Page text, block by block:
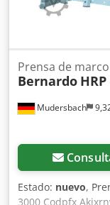
Mudersbach
Prensa de marco
Bernardo
Estado: nuevo,
3000 Codpfx